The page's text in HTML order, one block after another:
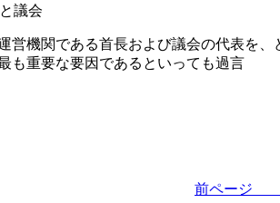
議会
営機関である首長および議会の代表を
も重要な要因であるといっても過言
前ペー